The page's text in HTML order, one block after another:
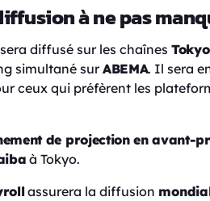
à ne pas
sera diffusé sur les chaînes
simultané surABEMA. Il sera
ceux qui préfèrent les
de projection en avant-
à Tokyo.
assurera la diffusion